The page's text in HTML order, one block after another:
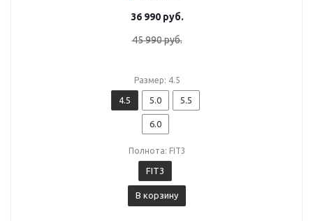
36 990руб.
45 990руб.
Размер: 4.5
4.5 5.0 5.5
6.0
Полнота: FIT3
FIT3
В корзину